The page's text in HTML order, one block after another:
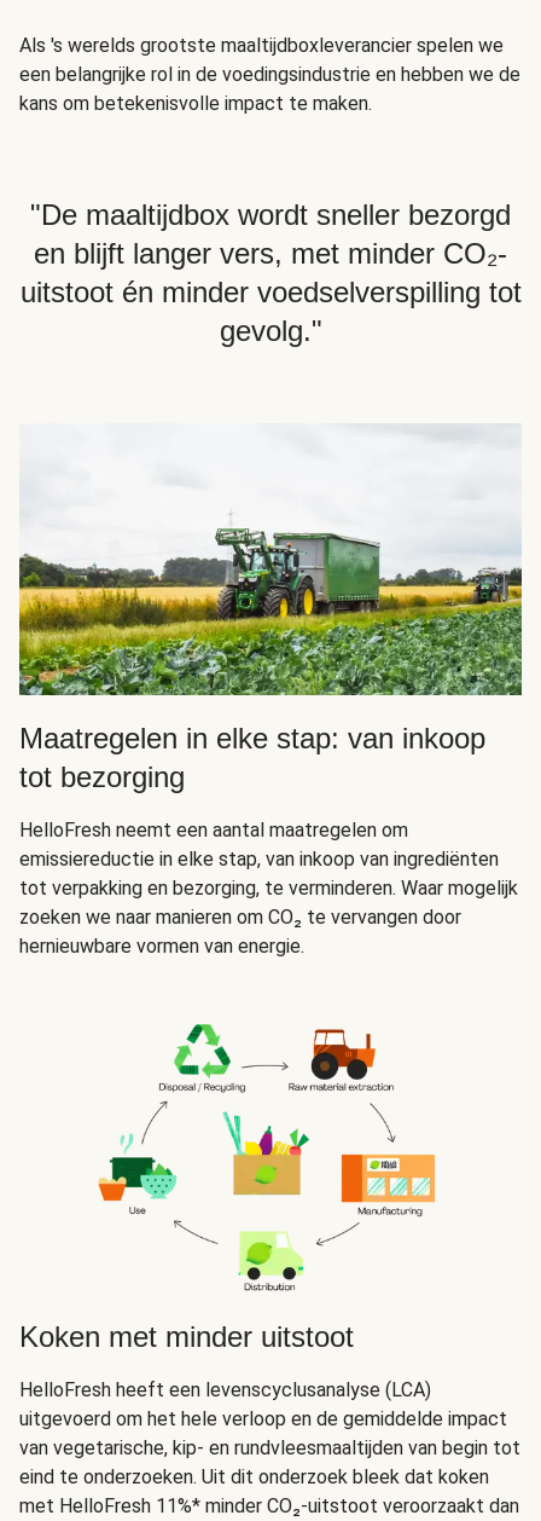
Als 's werelds grootste maaltijdboxleverancier spelen we
een belangrijke rol in de voedingsindustrie en hebben we de
kans om betekenisvolle impact te maken.
"De maaltijdbox wordt sneller bezorgd
en blijft langer vers, met minder CO₂-
uitstoot én minder voedselverspilling tot
gevolg."
Maatregelen in elke stap: van inkoop
tot bezorging
HelloFresh neemt een aantal maatregelen om
emissiereductie in elke stap, van inkoop van ingrediënten
tot verpakking en bezorging, te verminderen. Waar mogelijk
zoeken we naar manieren om CO₂ te vervangen door
hernieuwbare vormen van energie.
Koken met minder uitstoot
HelloFresh heeft een levenscyclusanalyse (LCA)
uitgevoerd om het hele verloop en de gemiddelde impact
van vegetarische, kip- en rundvleesmaaltijden van begin tot
eind te onderzoeken. Uit dit onderzoek bleek dat koken
met HelloFresh 11%* minder CO₂-uitstoot veroorzaakt dan